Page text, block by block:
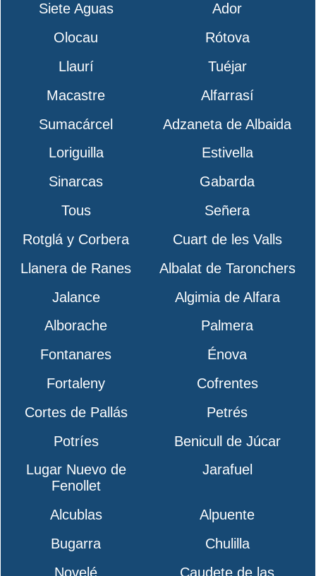
Siete Aguas
Ador
Olocau
Rótova
Llaurí
Tuéjar
Macastre
Alfarrasí
Sumacárcel
Adzaneta de Albaida
Loriguilla
Estivella
Sinarcas
Gabarda
Tous
Señera
Rotglá y Corbera
Cuart de les Valls
Llanera de Ranes
Albalat de Taronchers
Jalance
Algimia de Alfara
Alborache
Palmera
Fontanares
Énova
Fortaleny
Cofrentes
Cortes de Pallás
Petrés
Potríes
Benicull de Júcar
Lugar Nuevo de
Fenollet
Jarafuel
Alcublas
Alpuente
Bugarra
Chulilla
Novelé
Caudete de las